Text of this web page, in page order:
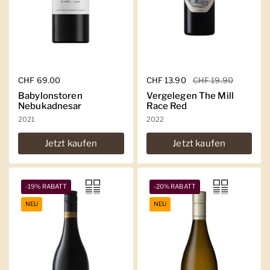
Regulärer Preis
CHF 69.00
Babylonstoren
Nebukadnesar
2021
Jetzt kaufen
Regulärer Preis
CHF 13.90 Sale-Preis
CHF 19.90
Vergelegen The Mill
Race Red
2022
Jetzt kaufen
-19% RABATT
NEU
-20% RABATT
NEU